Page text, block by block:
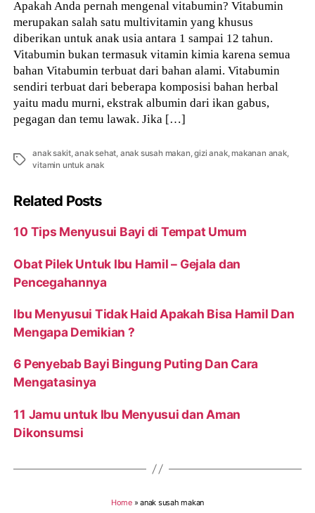
Apakah Anda pernah mengenal vitabumin? Vitabumin
merupakan salah satu multivitamin yang khusus
diberikan untuk anak usia antara 1 sampai 12 tahun.
Vitabumin bukan termasuk vitamin kimia karena semua
bahan Vitabumin terbuat dari bahan alami. Vitabumin
sendiri terbuat dari beberapa komposisi bahan herbal
yaitu madu murni, ekstrak albumin dari ikan gabus,
pegagan dan temu lawak. Jika […]
Tags
anak sakit,anak sehat, anak susah makan,gizi anak,makanan anak,
vitamin untuk anak
Related Posts
10 Tips Menyusui Bayi di Tempat Umum
Obat Pilek Untuk Ibu Hamil – Gejala dan
Pencegahannya
Ibu Menyusui Tidak Haid Apakah Bisa Hamil Dan
Mengapa Demikian ?
6 Penyebab Bayi Bingung Puting Dan Cara
Mengatasinya
11 Jamu untuk Ibu Menyusui dan Aman
Dikonsumsi
Home»anak susah makan